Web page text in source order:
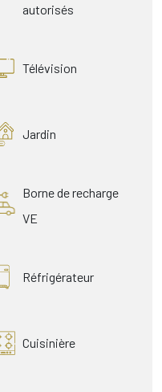
autorisés
Télévision
Jardin
Borne de recharge
VE
Réfrigérateur
Cuisinière